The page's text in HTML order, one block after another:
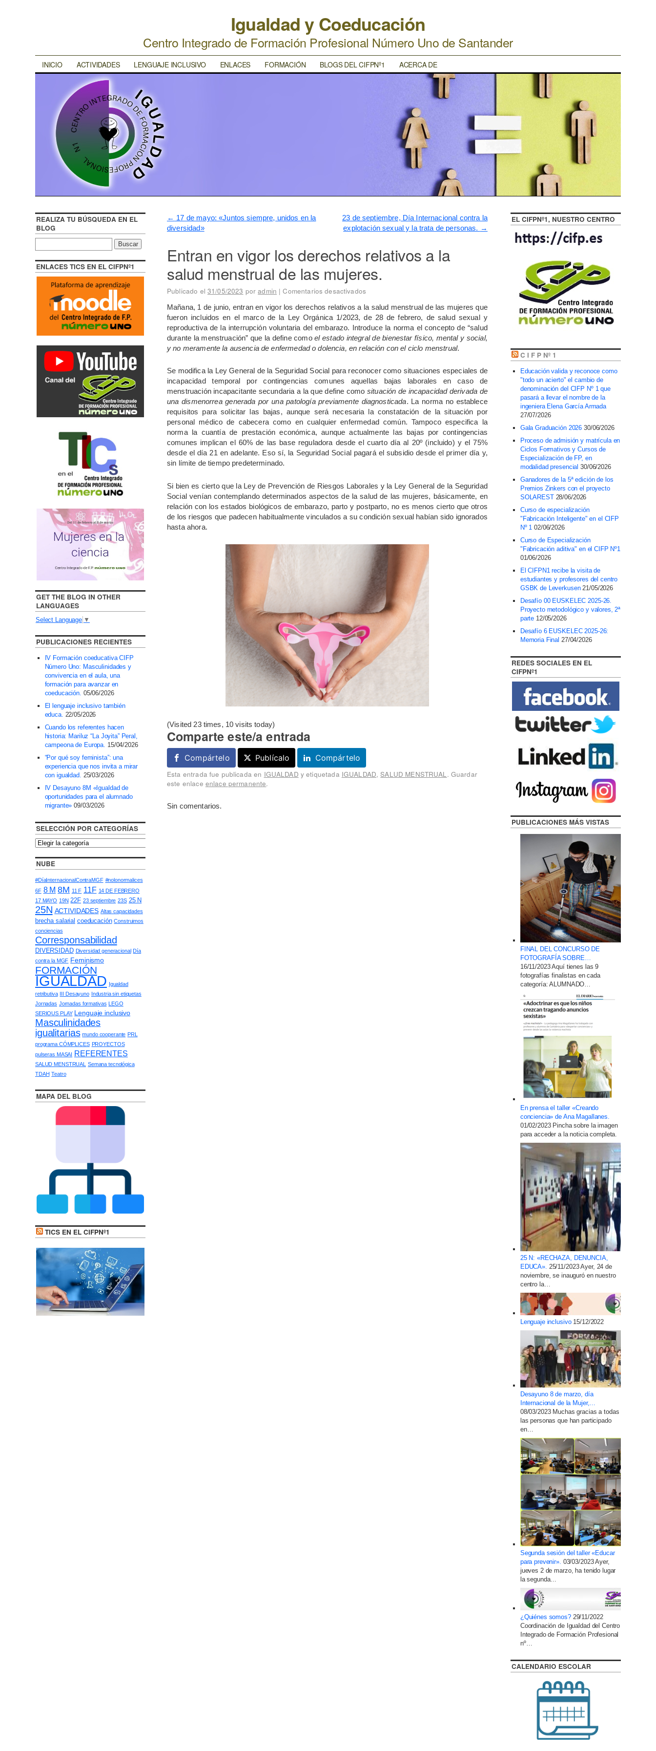
Igualdad y Coeducación
Centro Integrado de Formación Profesional Número Uno de Santander
INICIO ACTIVIDADES LENGUAJE INCLUSIVO ENLACES FORMACIÓN BLOGS DEL CIFPNº1 ACERCA DE
← 17 de mayo: «Juntos siempre, unidos en la
diversidad»
23 de septiembre, Día Internacional contra la
explotación sexual y la trata de personas. →
Entran en vigor los derechos relativos a la
salud menstrual de las mujeres.
Publicado el 31/05/2023 por admin | Comentarios desactivados
Mañana, 1 de junio, entran en vigor los derechos relativos a la salud menstrual de las mujeres que
fueron incluidos en el marco de la Ley Orgánica 1/2023, de 28 de febrero, de salud sexual y
reproductiva de la interrupción voluntaria del embarazo. Introduce la norma el concepto de “salud
durante la menstruación” que la define comoel estado integral de bienestar físico, mental y social,
y no meramente la ausencia de enfermedad o dolencia, en relación con el ciclo menstrual.
Se modifica la Ley General de la Seguridad Social para reconocer como situaciones especiales de
incapacidad temporal por contingencias comunes aquellas bajas laborales en caso de
menstruación incapacitante secundaria a la que define como situación de incapacidad derivada de
una dismenorrea generada por una patología previamente diagnosticada. La norma no establece
requisitos para solicitar las bajas, aunque será necesaria la constatación de la situación por
personal médico de cabecera como en cualquier enfermedad común. Tampoco especifica la
norma la cuantía de prestación económica, aunque actualmente las bajas por contingencias
comunes implican el 60% de las base reguladora desde el cuarto día al 20º (incluido) y el 75%
desde el día 21 en adelante. Eso sí, la Seguridad Social pagará el subsidio desde el primer día y,
sin límite de tiempo predeterminado.
Si bien es cierto que la Ley de Prevención de Riesgos Laborales y la Ley General de la Seguridad
Social venían contemplando determinados aspectos de la salud de las mujeres, básicamente, en
relación con los estados biológicos de embarazo, parto y postparto, no es menos cierto que otros
de los riesgos que padecen habitualmente vinculados a su condición sexual habían sido ignorados
hasta ahora.
(Visited 23 times, 10 visits today)
Comparte este/a entrada
Compártelo Publícalo Compártelo
Esta entrada fue publicada en IGUALDAD y etiquetada IGUALDAD, SALUD MENSTRUAL. Guardar
este enlace enlace permanente.
Sin comentarios.
REALIZA TU BÚSQUEDA EN EL
BLOG
ENLACES TICS EN EL CIFPNº1
GET THE BLOG IN OTHER
LANGUAGES
Select Language ▼
PUBLICACIONES RECIENTES
IV Formación coeducativa CIFP
Número Uno: Masculinidades y
convivencia en el aula, una
formación para avanzar en
coeducación. 05/06/2026
El lenguaje inclusivo también
educa. 22/05/2026
Cuando los referentes hacen
historia: Mariluz “La Joyita” Peral,
campeona de Europa. 15/04/2026
“Por qué soy feminista”: una
experiencia que nos invita a mirar
con igualdad. 25/03/2026
IV Desayuno 8M «Igualdad de
oportunidades para el alumnado
migrante» 09/03/2026
SELECCIÓN POR CATEGORÍAS
NUBE
#DíaInternacionalContraMGF #nolonormalices
6F 8 M 8M 11 F 11F 14 DE FEBRERO
17 MAYO 19N 22F 23 septiembre 23S 25 N
25N ACTIVIDADES Altas capacidades
brecha salarial coeducación Construimos
conciencias
Corresponsabilidad
DIVERSIDAD Diversidad generacional Día
contra la MGF Feminismo
FORMACIÓN
IGUALDAD Igualdad
retributiva III Desayuno Industria sin etiquetas
Jornadas Jornadas formativas LEGO
SERIOUS PLAY Lenguaje inclusivo
Masculinidades
igualitarias mundo cooperante PRL
programa CÓMPLICES PROYECTOS
pulseras MASAI REFERENTES
SALUD MENSTRUAL
Semana tecnológica
TDAH Teatro
MAPA DEL BLOG
TICS EN EL CIFPNº1
EL CIFPNº1, NUESTRO CENTRO
C I F P Nº 1
Educación valida y reconoce como
"todo un acierto" el cambio de
denominación del CIFP Nº 1 que
pasará a llevar el nombre de la
ingeniera Elena García Armada
27/07/2026
Gala Graduación 2026 30/06/2026
Proceso de admisión y matrícula en
Ciclos Formativos y Cursos de
Especialización de FP, en
modalidad presencial 30/06/2026
Ganadores de la 5ª edición de los
Premios Zinkers con el proyecto
SOLAREST 28/06/2026
Curso de especialización
"Fabricación Inteligente" en el CIFP
Nº 1 02/06/2026
Curso de Especialización
"Fabricación aditiva" en el CIFP Nº1
01/06/2026
El CIFPN1 recibe la visita de
estudiantes y profesores del centro
GSBK de Leverkusen 21/05/2026
Desafío 00 EUSKELEC 2025-26.
Proyecto metodológico y valores, 2ª
parte 12/05/2026
Desafío 6 EUSKELEC 2025-26:
Memoria Final 27/04/2026
REDES SOCIALES EN EL
CIFPNº1
PUBLICACIONES MÁS VISTAS
FINAL DEL CONCURSO DE
FOTOGRAFÍA SOBRE…
16/11/2023Aquí tienes las 9
fotografías finalistas en cada
categoría: ALUMNADO…
En prensa el taller «Creando
conciencia» de Ana Magallanes.
01/02/2023 Pincha sobre la imagen
para acceder a la noticia completa.
25 N: «RECHAZA, DENUNCIA,
EDUCA». 25/11/2023Ayer, 24 de
noviembre, se inauguró en nuestro
centro la…
Lenguaje inclusivo15/12/2022
Desayuno 8 de marzo, día
Internacional de la Mujer,…
08/03/2023 Muchas gracias a todas
las personas que han participado
en…
Segunda sesión del taller «Educar
para prevenir». 03/03/2023Ayer,
jueves 2 de marzo, ha tenido lugar
la segunda…
¿Quiénes somos?29/11/2022
Coordinación de Igualdad del Centro
Integrado de Formación Profesional
nº…
CALENDARIO ESCOLAR